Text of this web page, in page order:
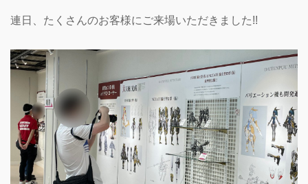
連日、たくさんのお客様にご来場いただきました!!